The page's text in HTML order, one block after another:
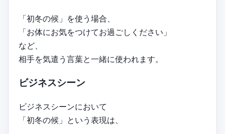
「初冬の候」を使う場合、
「お体にお気をつけてお過ごしください」
など、
相手を気遣う言葉と一緒に使われます。
ビジネスシーン
ビジネスシーンにおいて
「初冬の候」という表現は、